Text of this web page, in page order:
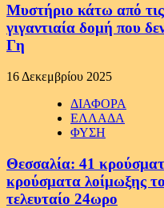
Μυστήριο κάτω από
γιγαντιαία δομή που
Γη
16 Δεκεμβρίου 2025
ΔΙΑΦΟΡΑ
ΕΛΛΑΔΑ
ΦΥΣΗ
Θεσσαλία: 41
κρούσματα λοίμωξης
τελευταίο 24ωρο